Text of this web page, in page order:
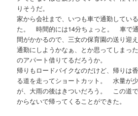
りそうだ。
家から会社まで、いつも車で通勤してい
た。 時間的には14分ちょっと。 車で
間がかかるので、三女の保育園の送り迎
通勤にしようかなぁ、とか思ってしま
のアパート借りてるだろうか。
帰りもロードバイクなのだけど、帰りは
る道を走ってショートカット。 水量が
が、大雨の後はきついだろう。 この道
からないで帰ってくることができた。